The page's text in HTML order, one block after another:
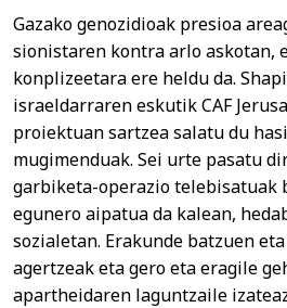
Gazako genozidioak presioa
sionistaren kontra arlo askotan,
konplizeetara ere heldu da.
israeldarraren eskutik CAF
proiektuan sartzea salatu du
mugimenduak. Sei urte pasatu
garbiketa-operazio telebisatuak
egunero aipatua da kalean,
sozialetan. Erakunde batzuen
agertzeak eta gero eta eragile
apartheidaren laguntzaile